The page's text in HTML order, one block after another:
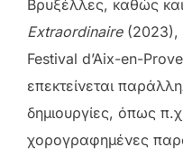
Βρυξέλλες, καθώς
Extraordinaire (2023),
Festival d’Aix-en-
επεκτείνεται
δημιουργίες, όπως
χορογραφημένες